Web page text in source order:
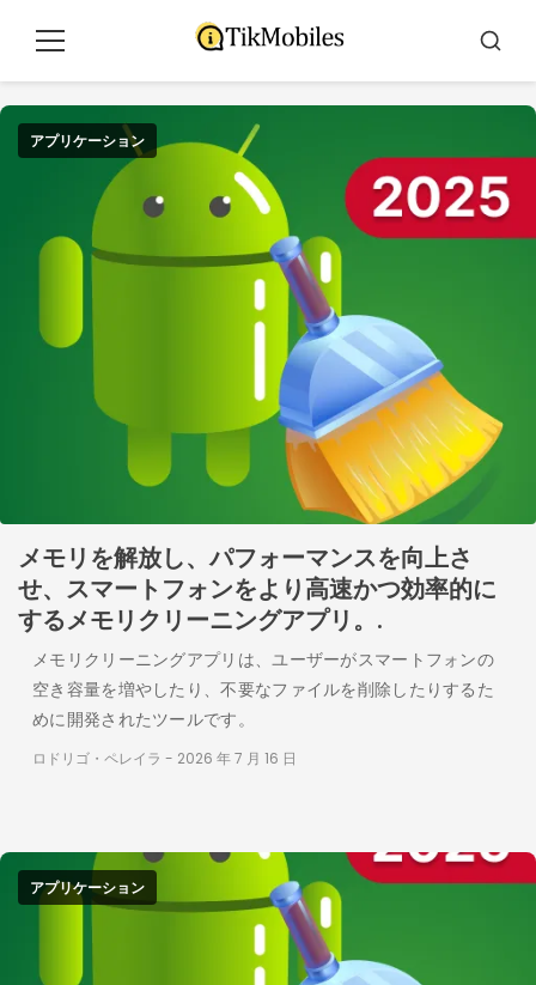
ン
メ
ブ
アプリケーション
メモリを解放し、パフォーマンスを向上さ
せ、スマートフォンをより高速かつ効率的に
するメモリクリーニングアプリ。.
メモリクリーニングアプリは、ユーザーがスマートフォンの
空き容量を増やしたり、不要なファイルを削除したりするた
めに開発されたツールです。
ロドリゴ・ペレイラ - 2026 年 7 月 16 日
アプリケーション